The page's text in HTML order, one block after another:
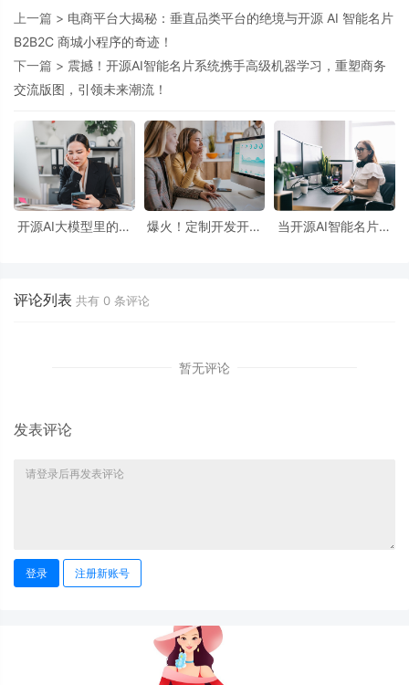
上一篇 > 电商平台大揭秘：垂直品类平台的绝境与开源 AI 智能名片
B2B2C 商城小程序的奇迹！
下一篇 > 震撼！开源AI智能名片系统携手高级机器学习，重塑商务
交流版图，引领未来潮流！
开源AI大模型里的需
爆火！定制开发开源
当开源AI智能名片遇
评论列表 共有 0 条评论
暂无评论
发表评论
登录 注册新账号